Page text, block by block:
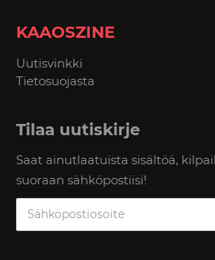
KAAOSZINE
Uutisvinkki
Tietosuojasta
Tilaa uutiskirje
Saat ainutlaatuista sisältöä,
suoraan sähköpostiisi!